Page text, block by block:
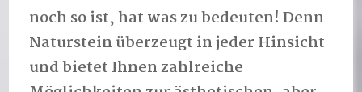
noch so ist, hat was zu bedeuten! Denn
Naturstein überzeugt in jeder Hinsicht
und bietet Ihnen zahlreiche